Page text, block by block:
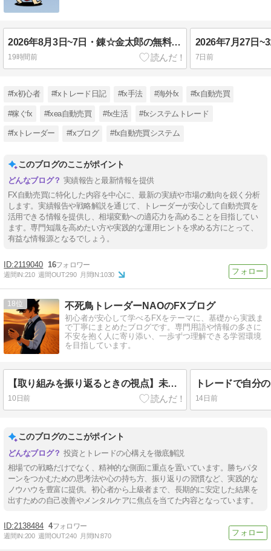
2026年8月3日~7日・錬☆金太郎の無料配布EA実績報告・FX自動売買
19時間前 7日前
#fx初心者 #fxトレード日記 #fx手法 #海外fx #fx自動売買
#稼ぐfx #fxea自動売買 #fx生活 #fxシステムトレード
#fxトレーダー #fxブログ #fx自動売買システム
このブログのここがポイント
実績報告と最新情報を提供
FX自動売買に特化した内容を中心に、最新の実績や市場の動向を鋭く分析
します。実績報告や戦略解説を通じて、トレーダーが安心して自動売買を
活用できる情報を提供し、相場変動への適応力を高めることを目指してい
ます。専門知識を高めたい方や実践的な運用ヒントを求める方にとって、
有益な情報源となるでしょう。
2119040 16
週間IN:210 週間OUT:290 月間IN:1030
18 不死鳥トレーダーNAOのFXブログ
初心者が安心して学べるFXをテーマに、基礎から実践ま
で丁寧にまとめたブログです。専門用語や情報の多さに
不安を抱く人に寄り添い、一歩ずつ理解できる学習環境
を目指しています。
【取り組みを振り返るときの視点】未来を考える
10日前 14日前
このブログのここがポイント
投資とトレードの心構えを徹底解説
相場での戦略だけでなく、精神的な側面に重点を置いています。勝ちパタ
ーンをつかむための思考法や心の持ち方、振り返りの習慣など、実践的な
ノウハウを豊富に提供。初心者から上級者まで、長期的に安定した結果を
出すための自己改善やメンタルケアに焦点を当てた内容となっています。
2138484 4
週間IN:200 週間OUT:240 月間IN:870